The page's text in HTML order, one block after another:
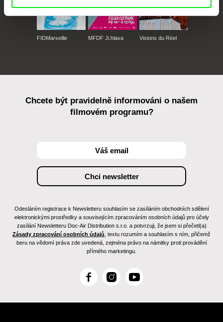
FIDMarseille MFDF Ji.hlava Visions du Réel
Chcete být pravidelně informováni o našem
filmovém programu?
Odesláním registrace k Newsletteru souhlasím se zasíláním obchodních sdělení
elektronickými prostředky a souvisejícím zpracováním osobních údajů pro účely
zasílání Newsletteru Doc-Air Distribution s.r.o. a potvrzuji, že jsem si přečetl(a)
Zásady zpracování osobních údajů , textu rozumím a souhlasím s ním, přičemž
beru na vědomí práva zde uvedená, zejména právo na námitky proti provádění
přímého marketingu.
F
c
I
s
Y
u